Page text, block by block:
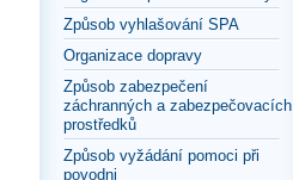
Způsob vyhlašování SPA
Organizace dopravy
Způsob zabezpečení
záchranných a zabezpečovacích
prostředků
Způsob vyžádání pomoci při
povodni